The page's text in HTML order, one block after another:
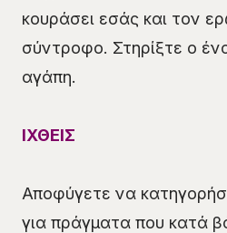
κουράσει εσάς και τον
σύντροφο. Στηρίξτε ο
αγάπη.
ΙΧΘΕΙΣ
Αποφύγετε να
για πράγματα που κατά